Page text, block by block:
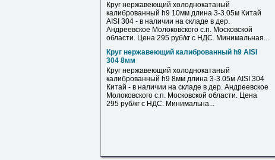
Круг нержавеющий холоднокатаный
калиброванный h9 10мм длина 3-3.05м Китай
AISI 304 - в наличии на складе в дер.
Андреевское Молоковского с.п. Московской
области. Цена 295 руб/кг с НДС. Минимальная...
Круг нержавеющий калиброванный h9 AISI
304 8мм
Круг нержавеющий холоднокатаный
калиброванный h9 8мм длина 3-3.05м AISI 304
Китай - в наличии на складе в дер. Андреевское
Молоковского с.п. Московской области. Цена
295 руб/кг с НДС. Минимальна...